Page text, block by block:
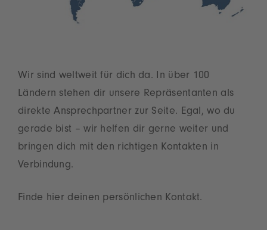
Wir sind weltweit für dich da. In über 100
Ländern stehen dir unsere Repräsentanten als
direkte Ansprechpartner zur Seite. Egal, wo du
gerade bist – wir helfen dir gerne weiter und
bringen dich mit den richtigen Kontakten in
Verbindung.
Finde hier deinen persönlichen Kontakt.